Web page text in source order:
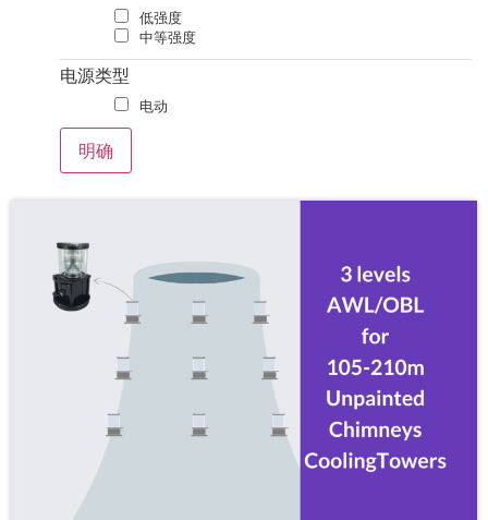
低强度
中等强度
电源类型
电动